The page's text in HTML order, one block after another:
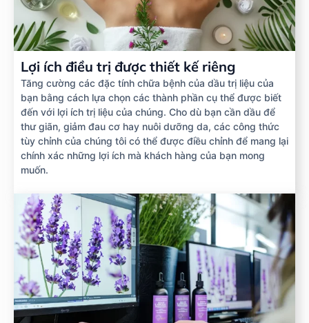
Lợi ích điều trị được thiết kế riêng
Tăng cường các đặc tính chữa bệnh của dầu trị liệu của
bạn bằng cách lựa chọn các thành phần cụ thể được biết
đến với lợi ích trị liệu của chúng. Cho dù bạn cần dầu để
thư giãn, giảm đau cơ hay nuôi dưỡng da, các công thức
tùy chỉnh của chúng tôi có thể được điều chỉnh để mang lại
chính xác những lợi ích mà khách hàng của bạn mong
muốn.